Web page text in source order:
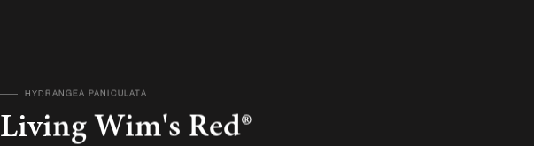
HYDRANGEA PANICULATA
Living Wim's Red®